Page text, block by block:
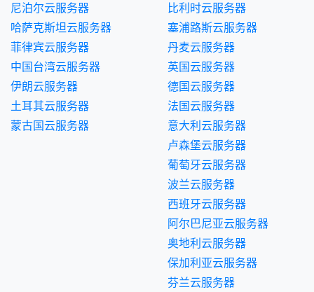
尼泊尔云服务器
哈萨克斯坦云服务器
菲律宾云服务器
中国台湾云服务器
伊朗云服务器
土耳其云服务器
蒙古国云服务器
比利时云服务器
塞浦路斯云服务器
丹麦云服务器
英国云服务器
德国云服务器
法国云服务器
意大利云服务器
卢森堡云服务器
葡萄牙云服务器
波兰云服务器
西班牙云服务器
阿尔巴尼亚云服务器
奥地利云服务器
保加利亚云服务器
芬兰云服务器